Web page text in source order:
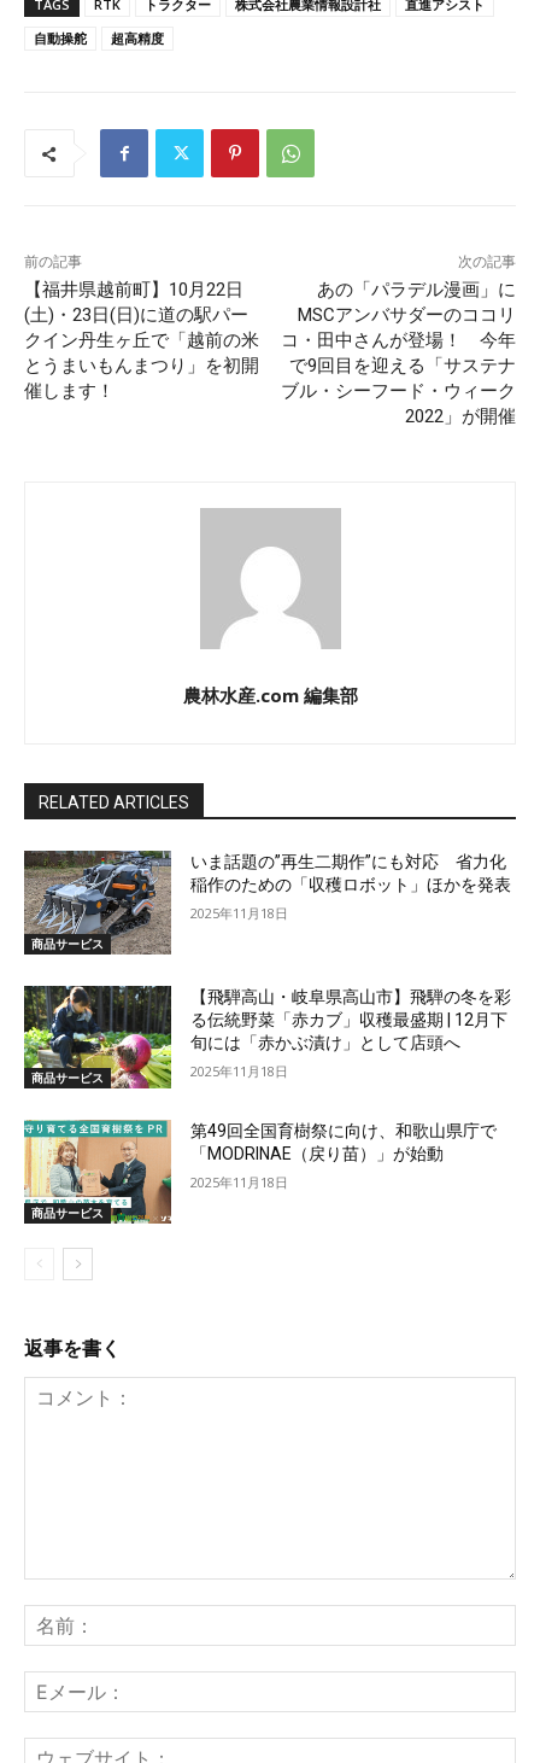
TAGS RTK トラクター 株式会社農業情報設計社
直進アシスト
自動操舵
超高精度
前の記事
【福井県越前町】10月22日
(土)・23日(日)に道の駅パー
クイン丹生ヶ丘で「越前の米
とうまいもんまつり」を初開
催します！
次の記事
あの「パラデル漫画」に
MSCアンバサダーのココリ
コ・田中さんが登場！ 今年
で9回目を迎える「サステナ
ブル・シーフード・ウィーク
2022」が開催
農林水産.com 編集部
RELATED ARTICLES
商品サービス
いま話題の”再生二期作”にも対応 省力化
稲作のための「収穫ロボット」ほかを発表
2025年11月18日
商品サービス
【飛騨高山・岐阜県高山市】飛騨の冬を彩
る伝統野菜「赤カブ」収穫最盛期 | 12月下
旬には「赤かぶ漬け」として店頭へ
2025年11月18日
商品サービス
第49回全国育樹祭に向け、和歌山県庁で
「MODRINAE（戻り苗）」が始動
2025年11月18日
返事を書く
ン
ト：
前
メ
ー